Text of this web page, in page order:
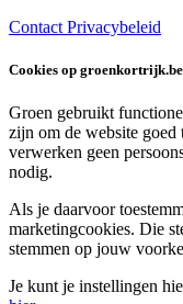
Contact Privacybeleid
Cookies op groenkortrijk.be
Groen gebruikt
zijn om de website goed
verwerken geen
nodig.
Als je daarvoor
marketingcookies. Die
stemmen op jouw
Je kunt je instellingen